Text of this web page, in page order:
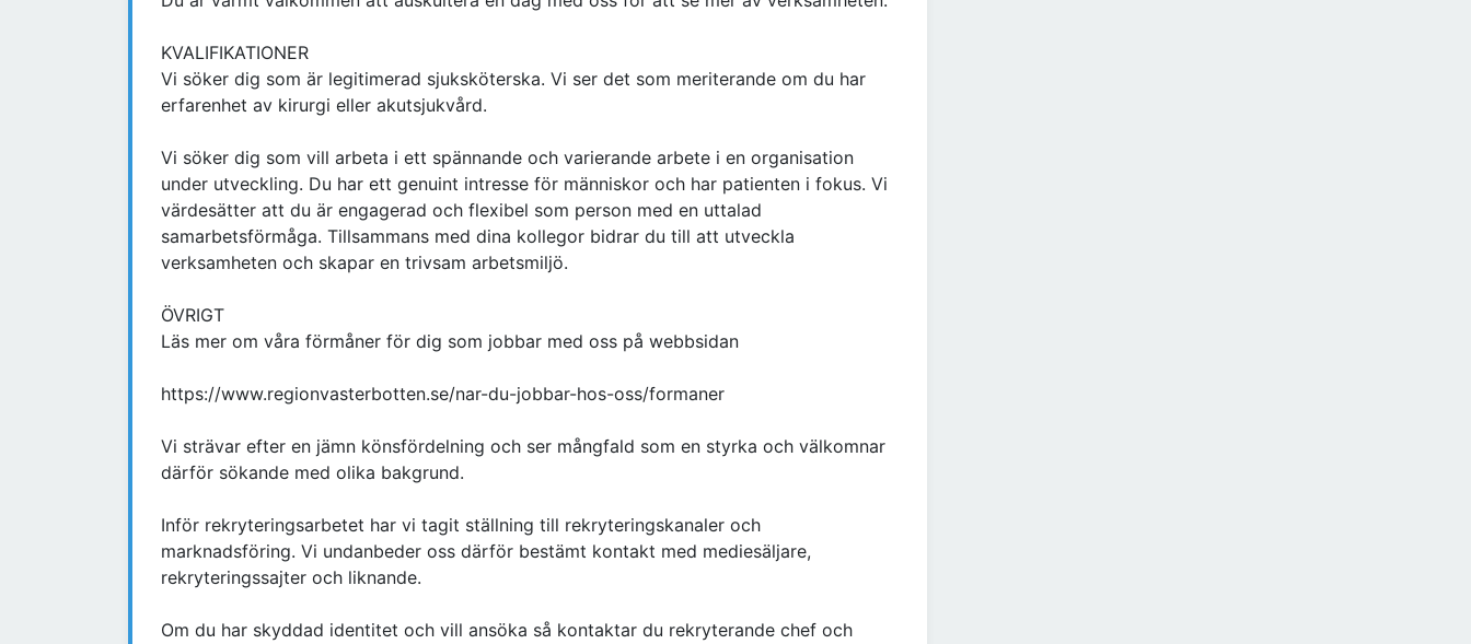
KVALIFIKATIONER
Vi söker dig som är legitimerad sjuksköterska. Vi ser det som meriterande om du har
erfarenhet av kirurgi eller akutsjukvård.
Vi söker dig som vill arbeta i ett spännande och varierande arbete i en organisation
under utveckling. Du har ett genuint intresse för människor och har patienten i fokus. Vi
värdesätter att du är engagerad och flexibel som person med en uttalad
samarbetsförmåga. Tillsammans med dina kollegor bidrar du till att utveckla
verksamheten och skapar en trivsam arbetsmiljö.
ÖVRIGT
Läs mer om våra förmåner för dig som jobbar med oss på webbsidan
https://www.regionvasterbotten.se/nar-du-jobbar-hos-oss/formaner
Vi strävar efter en jämn könsfördelning och ser mångfald som en styrka och välkomnar
därför sökande med olika bakgrund.
Inför rekryteringsarbetet har vi tagit ställning till rekryteringskanaler och
marknadsföring. Vi undanbeder oss därför bestämt kontakt med mediesäljare,
rekryteringssajter och liknande.
Om du har skyddad identitet och vill ansöka så kontaktar du rekryterande chef och